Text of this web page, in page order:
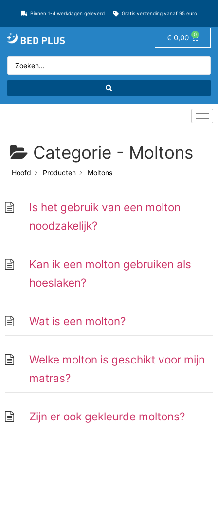
Binnen 1-4 werkdagen geleverd Gratis verzending vanaf 95 euro
€ 0,00 0
Categorie - Moltons
Hoofd Producten Moltons
Is het gebruik van een molton
noodzakelijk?
Kan ik een molton gebruiken als
hoeslaken?
Wat is een molton?
Welke molton is geschikt voor mijn
matras?
Zijn er ook gekleurde moltons?